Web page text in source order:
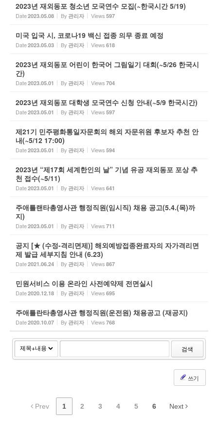
2023년 재외동포 청소년 모국연수 모집(~한국시간 5/19)
Date2023.05.08 By 관리자 Views 597
미국 입국 시, 코로나19 백신 접종 의무 종료 예정
Date2023.05.03 By 관리자 Views 618
2023년 재외동포 어린이 한국어 그림일기 대회(~5/26 한국시
간)
Date2023.05.01 By 관리자 Views 704
2023년 재외동포 대학생 모국연수 신청 안내(~5/9 한국시간)
Date2023.05.01 By 관리자 Views 597
제21기 민주평화통일자문회의 해외 자문위원 후보자 추천 안
내(~5/12 17:00)
Date2023.05.01 By 관리자 Views 594
2023년 “제17회 세계한인의 날” 기념 유공 재외동포 포상 추
천 접수(~5/11)
Date2023.05.01 By 관리자 Views 641
주애틀랜타총영사관 행정직원(임시직) 채용 공고(5.4.(목)까
지)
Date2023.05.01 By 관리자 Views 711
공지 [★ (수정-격리면제)] 해외예방접종완료자의 자가격리면
제 발급 세부지침 안내 (6.23)
Date2021.06.24 By 관리자 Views 867
민원서비스 이용 온라인 사전예약제 전면실시
Date2020.12.18 By 관리자 Views 695
주애틀란타총영사관 행정직원(운전원) 채용공고 (재공지)
Date2020.10.07 By 관리자 Views 768
검색
쓰기
Prev 1 2 3 4 5 6 Next